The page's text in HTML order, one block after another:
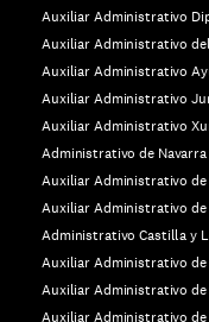
Auxiliar Administrativo
Auxiliar Administrativo
Auxiliar Administrativo
Auxiliar Administrativo
Auxiliar Administrativo
Administrativo de Navarra
Auxiliar Administrativo de
Auxiliar Administrativo
Administrativo Castilla y
Auxiliar Administrativo de
Auxiliar Administrativo de
Auxiliar Administrativo de